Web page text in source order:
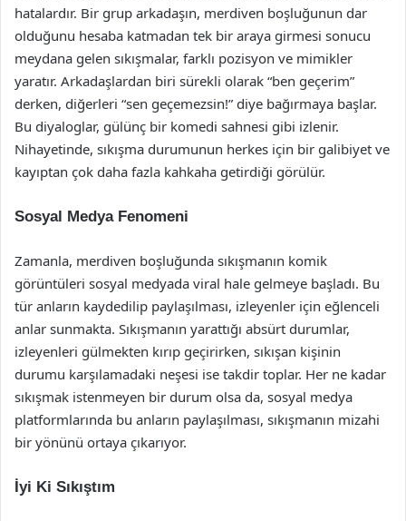
hatalardır. Bir grup arkadaşın, merdiven boşluğunun dar
olduğunu hesaba katmadan tek bir araya girmesi sonucu
meydana gelen sıkışmalar, farklı pozisyon ve mimikler
yaratır. Arkadaşlardan biri sürekli olarak “ben geçerim”
derken, diğerleri “sen geçemezsin!” diye bağırmaya başlar.
Bu diyaloglar, gülünç bir komedi sahnesi gibi izlenir.
Nihayetinde, sıkışma durumunun herkes için bir galibiyet ve
kayıptan çok daha fazla kahkaha getirdiği görülür.
Sosyal Medya Fenomeni
Zamanla, merdiven boşluğunda sıkışmanın komik
görüntüleri sosyal medyada viral hale gelmeye başladı. Bu
tür anların kaydedilip paylaşılması, izleyenler için eğlenceli
anlar sunmakta. Sıkışmanın yarattığı absürt durumlar,
izleyenleri gülmekten kırıp geçirirken, sıkışan kişinin
durumu karşılamadaki neşesi ise takdir toplar. Her ne kadar
sıkışmak istenmeyen bir durum olsa da, sosyal medya
platformlarında bu anların paylaşılması, sıkışmanın mizahi
bir yönünü ortaya çıkarıyor.
İyi Ki Sıkıştım